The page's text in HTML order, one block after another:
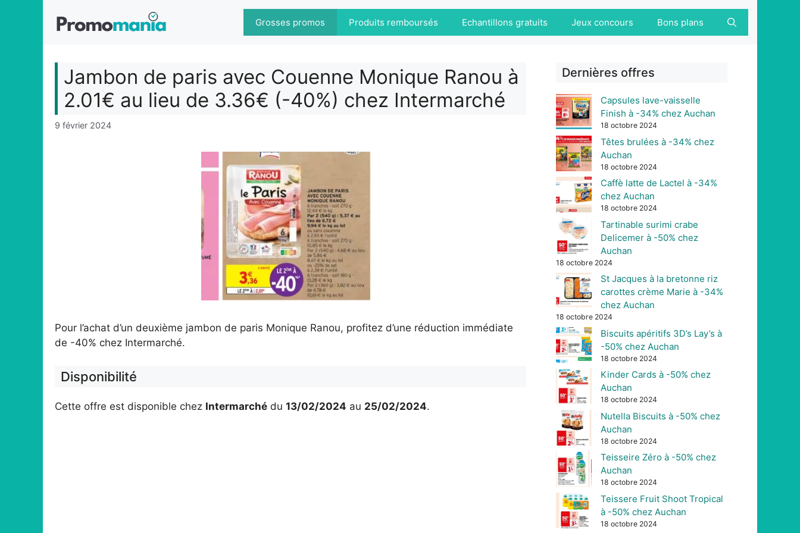
Grosses promos Produits remboursés Echantillons gratuits Jeux concours Bons plans
Jambon de paris avec Couenne Monique Ranou à
2.01€ au lieu de 3.36€ (-40%) chez Intermarché
9 février 2024
Pour l’achat d’un deuxième jambon de paris Monique Ranou, profitez d’une réduction immédiate
de -40% chez Intermarché.
Disponibilité
Cette offre est disponible chez Intermarché du 13/02/2024 au 25/02/2024.
Dernières offres
Capsules lave-vaisselle
Finish à -34% chez Auchan
18 octobre 2024
Têtes brulées à -34% chez
Auchan
18 octobre 2024
Caffè latte de Lactel à -34%
chez Auchan
18 octobre 2024
Tartinable surimi crabe
Delicemer à -50% chez
Auchan
18 octobre 2024
St Jacques à la bretonne riz
carottes crème Marie à -34%
chez Auchan
18 octobre 2024
Biscuits apéritifs 3D’s Lay’s à
-50% chez Auchan
18 octobre 2024
Kinder Cards à -50% chez
Auchan
18 octobre 2024
Nutella Biscuits à -50% chez
Auchan
18 octobre 2024
Teisseire Zéro à -50% chez
Auchan
18 octobre 2024
Teissere Fruit Shoot Tropical
à -50% chez Auchan
18 octobre 2024